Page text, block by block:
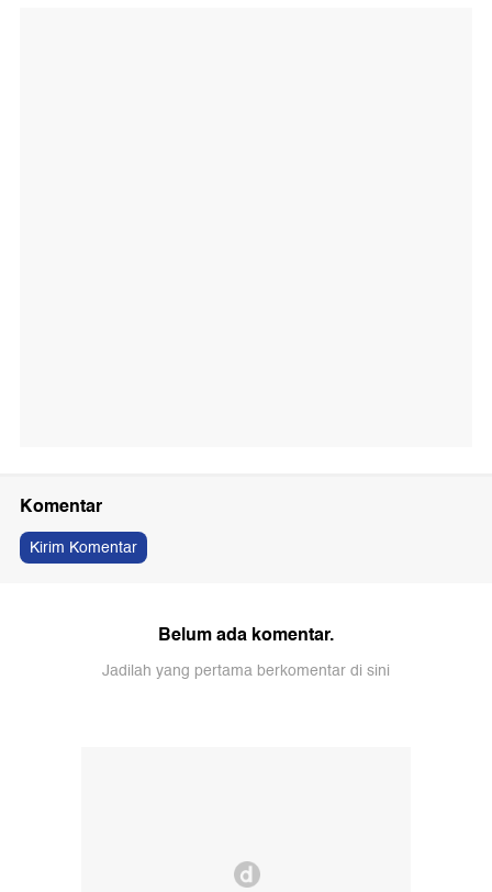
Komentar
Kirim Komentar
Belum ada komentar.
Jadilah yang pertama berkomentar di sini